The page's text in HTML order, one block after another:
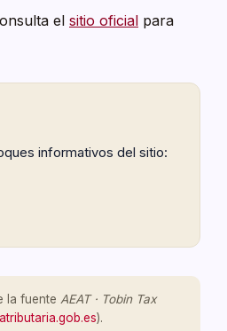
el sitio oficial para
informativos del sitio:
la fuente AEAT · Tobin Tax
).